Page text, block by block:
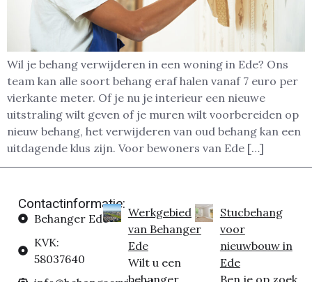
Wil je behang verwijderen in een woning in Ede? Ons
team kan alle soort behang eraf halen vanaf 7 euro per
vierkante meter. Of je nu je interieur een nieuwe
uitstraling wilt geven of je muren wilt voorbereiden op
nieuw behang, het verwijderen van oud behang kan een
uitdagende klus zijn. Voor bewoners van Ede […]
Contactinformatie:
Behanger Ede
KVK:
58037640
Werkgebied
van Behanger
Ede
Wilt u een
behanger
Stucbehang
voor
nieuwbouw in
Ede
Ben je op zoek